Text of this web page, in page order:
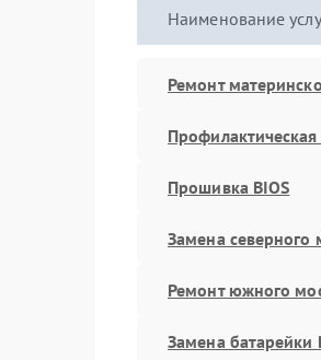
Наименование
Ремонт
Профилактическая
Прошивка BIOS
Замена северного
Ремонт южного
Замена батарейки